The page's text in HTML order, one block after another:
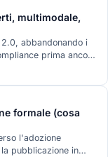
multimodale,
abbandonando i
prima ancora
che gira su un
formale (cosa
l'adozione
pubblicazione in